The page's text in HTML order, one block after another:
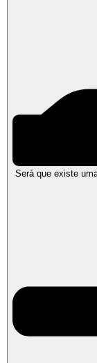
Será que existe